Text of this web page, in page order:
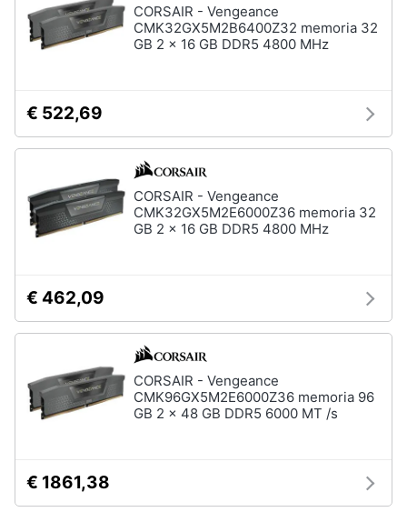
CORSAIR - Vengeance
CMK32GX5M2B6400Z32 memoria 32
GB 2 x 16 GB DDR5 4800 MHz
€ 522,69
CORSAIR - Vengeance
CMK32GX5M2E6000Z36 memoria 32
GB 2 x 16 GB DDR5 4800 MHz
€ 462,09
CORSAIR - Vengeance
CMK96GX5M2E6000Z36 memoria 96
GB 2 x 48 GB DDR5 6000 MT /s
€ 1861,38